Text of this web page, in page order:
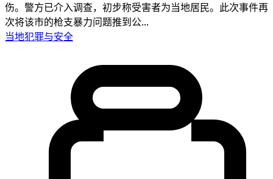
伤。警方已介入调查，初步称受害者为当地居民。此次事件再
次将该市的枪支暴力问题推到公...
当地犯罪与安全